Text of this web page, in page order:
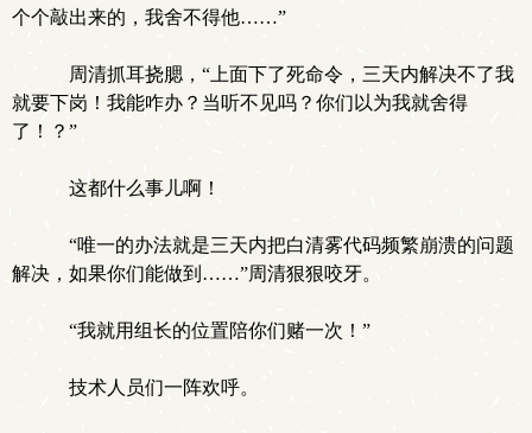
个个敲出来的，我舍不得他……”
周清抓耳挠腮，“上面下了死命令，三天内解决不了我
就要下岗！我能咋办？当听不见吗？你们以为我就舍得
了！？”
这都什么事儿啊！
“唯一的办法就是三天内把白清雾代码频繁崩溃的问题
解决，如果你们能做到……”周清狠狠咬牙。
“我就用组长的位置陪你们赌一次！”
技术人员们一阵欢呼。